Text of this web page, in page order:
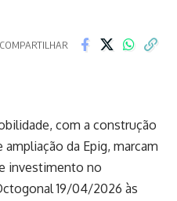
COMPARTILHAR
com a construção
da Epig, marcam
investimento no
19/04/2026 às